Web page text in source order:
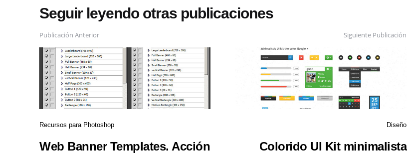
Seguir leyendo otras publicaciones
Publicación Anterior
Recursos para Photoshop
Web Banner Templates. Acción
Siguiente Publicación
Diseño
Colorido UI Kit minimalista